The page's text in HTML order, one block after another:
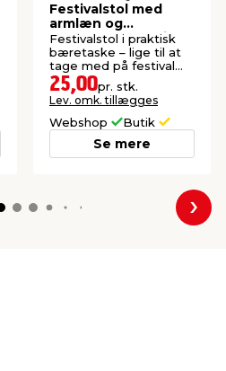
Festivalstol med
armlæn og
kopholder - Sunlife®
Festivalstol i praktisk
bæretaske – lige til at
tage med på festival
eller camping.
25,00pr. stk.
Lev. omk. tillægges
Webshop Butik
Se mere